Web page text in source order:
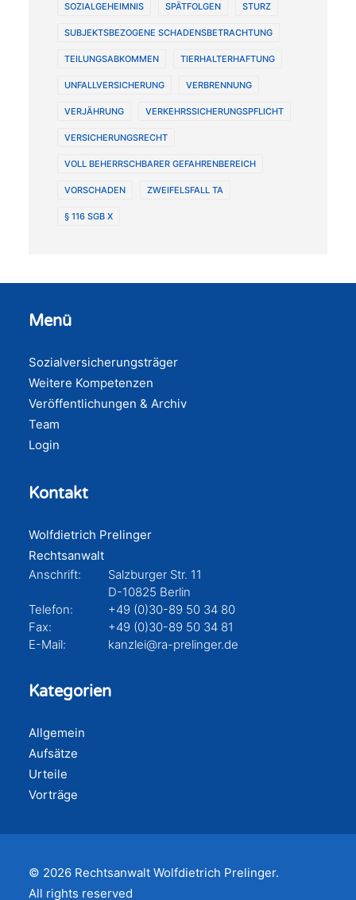
SOZIALGEHEIMNIS SPÄTFOLGEN STURZ
SUBJEKTSBEZOGENE SCHADENSBETRACHTUNG
TEILUNGSABKOMMEN TIERHALTERHAFTUNG
UNFALLVERSICHERUNG VERBRENNUNG
VERJÄHRUNG VERKEHRSSICHERUNGSPFLICHT
VERSICHERUNGSRECHT
VOLL BEHERRSCHBARER GEFAHRENBEREICH
VORSCHADEN ZWEIFELSFALL TA
§ 116 SGB X
Menü
Sozialversicherungsträger
Weitere Kompetenzen
Veröffentlichungen & Archiv
Team
Login
Kontakt
Wolfdietrich Prelinger
Rechtsanwalt
Anschrift:
Salzburger Str. 11
D-10825 Berlin
Telefon:
+49 (0)30-89 50 34 80
Fax:
+49 (0)30-89 50 34 81
E-Mail:
kanzlei@ra-prelinger.de
Kategorien
Allgemein
Aufsätze
Urteile
Vorträge
© 2026 Rechtsanwalt Wolfdietrich Prelinger.
All rights reserved